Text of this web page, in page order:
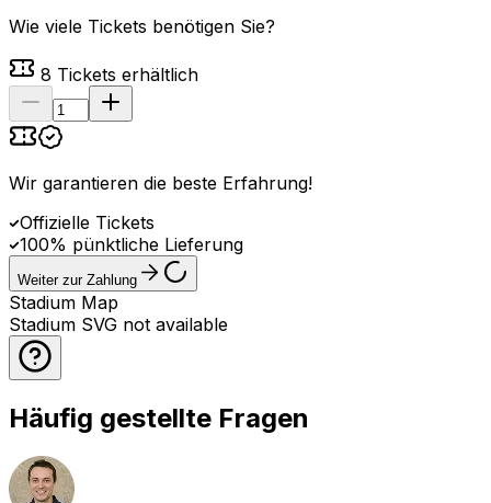
Wie viele Tickets benötigen Sie?
8 Tickets erhältlich
Wir garantieren die beste Erfahrung!
Offizielle Tickets
100% pünktliche Lieferung
Weiter zur Zahlung
Stadium Map
Stadium SVG not available
Häufig gestellte Fragen